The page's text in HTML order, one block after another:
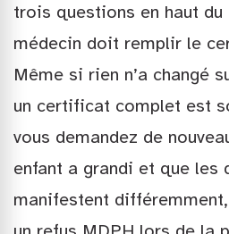
trois questions en haut
médecin doit remplir le
Même si rien n’a changé
un certificat complet est
vous demandez de
enfant a grandi et que les
manifestent